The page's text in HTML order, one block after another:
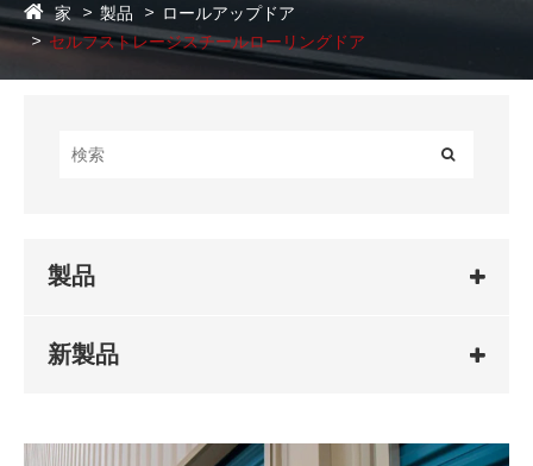
家 製品
ロールアップドア
セルフストレージスチールローリングドア
製品
新製品